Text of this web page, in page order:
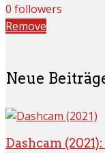
0 followers
Remove
Neue
Dashcam